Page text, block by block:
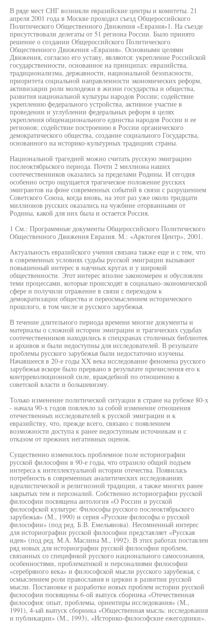
В ряде мест СНГ возникли евразийские центры и комитеты. 21
апреля 2001 года в Москве проходил съезд Общероссийского
Политического Общественного Движения «Евразия»1. На съезде
присутствовали делегаты от 51 региона России. Было принято
решение о создании Общероссийского Политического
Общественного Движения «Евразия». Основными целями
Движения, согласно его уставу, являются: укрепление Российской
государственности, основанное на принципах: евразийства,
традиционализма, державности, национальной безопасности,
приоритета социальной направленности экономических реформ,
активизации роли молодежи в жизни государства и общества,
развития национальной культуры народов России; содействие
укреплению федерального устройства, активное участие в
проведении и углублении федеральных реформ в целях
укрепления общенационального единства народов России и ее
регионов; содействие построению в России органического
демократического общества, создание социального Государства,
основанного на историко-культурных традициях страны.
Национальной трагедией можно считать русскую эмиграцию
послеоктябрьского периода. Почти 2 миллиона наших
соотечественников оказались за пределами Родины. И сегодня
особенно остро ощущается трагическое положение русских
эмигрантов на фоне современных событий в связи с разрушением
Советского Союза, когда вновь, на этот раз уже около тридцати
миллионов русских оказались на чужбине оторванными от
Родины, какой для них была и остается Россия.
1 См.: Программные документы Общероссийского Политического
Общественного Движения Евразия. М.: «Арктогея Центр», 2001.
Актуальность евразийского учения связана также еще и с тем, что
в современных условиях судьбы русской эмиграции вызывают
повышенный интерес в научных кругах и у широкой
общественности. Этот интерес вполне закономерен и обусловлен
теми процессами, которые происходят в социально-экономической
сфере и получили отражение в связи с переходом к
демократизации общества и переосмыслением исторического
прошлого, в том числе и русского зарубежья.
В течение длительного периода времени многие документы и
материалы о сложной истории эмиграции и трагических судьбах
соотечественников находились в спецхранах столичных библиотек
и архивов и были недоступны для исследователей. В результате
проблемы русского зарубежья были недостаточно изучены.
Начавшееся в 20-е годы XX века исследование феномена русского
зарубежья вскоре было прервано в результате причисления его к
контрреволюционной силе, враждебной по отношению к
советской власти и большевизму.
Только изменение политической ситуации в стране на рубеже 80-х
- начала 90-х годов повлекло за собой изменение отношения
отечественных исследователей к русской эмиграции и к
евразийству, что, прежде всего, связано с появлением
возможности доступа к ранее недоступным источникам и с
отказом от прежних негативных оценок.
Существенно изменилось проблемное поле историографии
русской философии в 90-е годы, что отразило общий подъем
интереса к интеллектуальной истории отечества. Появилась
потребность в современных аналитических исследованиях
идеалистической и религиозной традиции, а также многих ранее
закрытых тем и персоналий. Собственно историографии русской
философии посвящена антология «О России и русской
философской культуре: Философы русского послеоктябрьского
зарубежья» (М., 1990) и серия «Русские философы о русской
философии» (под ред. Б.В. Емельянова). Несомненный интерес
для историографии русской философии представляет «Русская
идея» (под ред. М.А. Маслина М., 1992). В этих работах поставлен
ряд новых для историографии русской философии проблем,
связанных со спецификой русского национального самосознания,
особенностями, проблематикой и персоналиями философии
«серебряного века» и философской мысли русского зарубежья, с
осмыслением роли православия и церкви в развитии русской
мысли. Постановке и разработке новых проблем истории русской
философии посвящены 6-ой выпуск сборника «Отечественная
философия: опыт, проблемы, ориентиры исследования» (М.,
1991), 4-ый выпуск сборника «Общественная мысль: исследования
и публикации» (М., 1993), «Историко-философские ежегодники».